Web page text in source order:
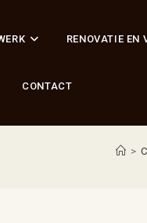
RENOVATIE EN
CONTACT
>